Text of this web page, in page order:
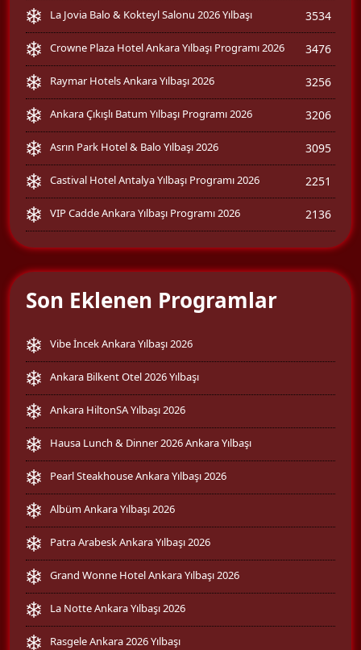
La Jovia Balo & Kokteyl Salonu 2026 Yılbaşı 3534
Crowne Plaza Hotel Ankara Yılbaşı Programı 2026 3476
Raymar Hotels Ankara Yılbaşı 2026 3256
Ankara Çıkışlı Batum Yılbaşı Programı 2026 3206
Asrın Park Hotel & Balo Yılbaşı 2026 3095
Castival Hotel Antalya Yılbaşı Programı 2026 2251
VIP Cadde Ankara Yılbaşı Programı 2026 2136
Son Eklenen Programlar
Vibe İncek Ankara Yılbaşı 2026
Ankara Bilkent Otel 2026 Yılbaşı
Ankara HiltonSA Yılbaşı 2026
Hausa Lunch & Dinner 2026 Ankara Yılbaşı
Pearl Steakhouse Ankara Yılbaşı 2026
Albüm Ankara Yılbaşı 2026
Patra Arabesk Ankara Yılbaşı 2026
Grand Wonne Hotel Ankara Yılbaşı 2026
La Notte Ankara Yılbaşı 2026
Rasgele Ankara 2026 Yılbaşı